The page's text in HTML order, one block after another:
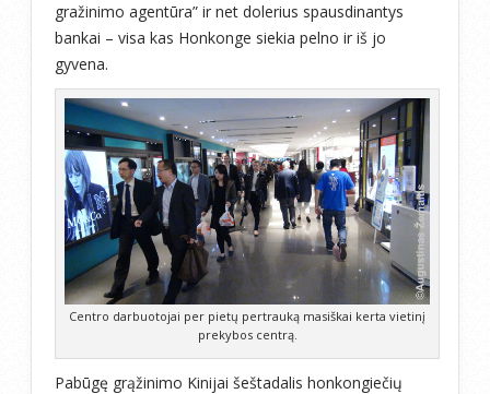
gražinimo agentūra” ir net dolerius spausdinantys
bankai – visa kas Honkonge siekia pelno ir iš jo
gyvena.
Centro darbuotojai per pietų pertrauką masiškai kerta vietinį
prekybos centrą.
Pabūgę grąžinimo Kinijai šeštadalis honkongiečių